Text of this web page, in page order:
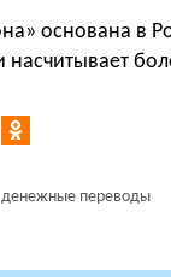
основана в
насчитывает
денежные переводы